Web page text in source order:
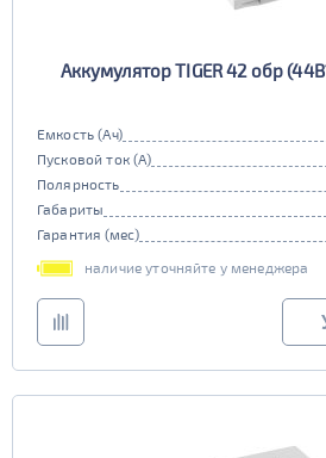
Аккумулятор TIGER 42 обр
Емкость (Ач)
Пусковой ток (А)
Полярность
Габариты
Гарантия (мес)
наличие уточняйте у менеджера